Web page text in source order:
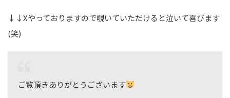
↓↓Xやっておりますので覗いていただけると泣いて喜びます
(笑)
ご覧頂きありがとうございます